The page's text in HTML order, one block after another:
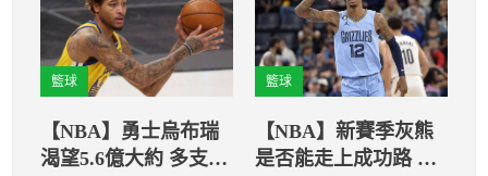
籃球
【NBA】勇士烏布瑞
渴望5.6億大約 多支球
籃球
【NBA】新賽季灰熊
是否能走上成功路 貝